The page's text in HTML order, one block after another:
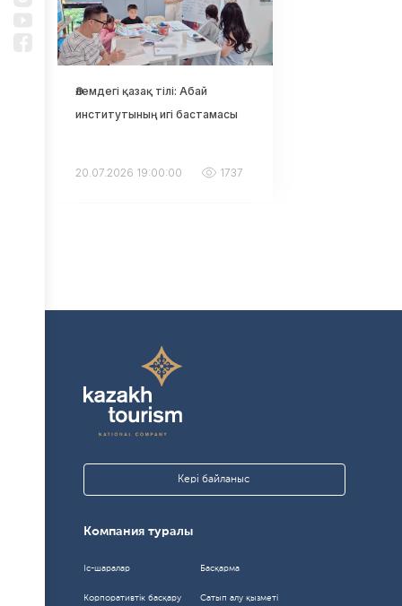
Жаңалықтар
Қазақстан
Әлемдегі қазақ тілі: Абай
институтының игі бастамасы
20.07.2026 19:00:00 1737
Қазақстан мен Өзбекстан
ортақ туристік кеңістік құру
жолында: «Kazakh Tourism»
Кері байланыс
Компания туралы
Іс-шаралар Басқарма
Корпоративтік басқару Сатып алу қызметі